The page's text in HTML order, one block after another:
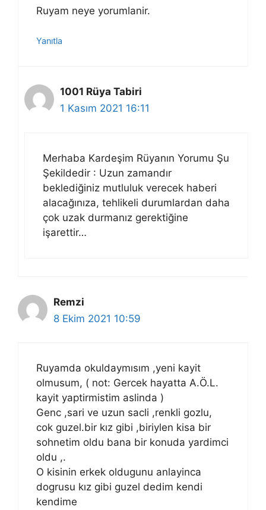
Ruyam neye yorumlanir.
Yanıtla
1001 Rüya Tabiri
1 Kasım 2021 16:11
Merhaba Kardeşim Rüyanın Yorumu Şu
Şekildedir : Uzun zamandır
beklediğiniz mutluluk verecek haberi
alacağınıza, tehlikeli durumlardan daha
çok uzak durmanız gerektiğine
işarettir…
Remzi
8 Ekim 2021 10:59
Ruyamda okuldaymısım ,yeni kayit
olmusum, ( not: Gercek hayatta A.Ö.L.
kayit yaptirmistim aslinda )
Genc ,sari ve uzun sacli ,renkli gozlu,
cok guzel.bir kız gibi ,biriylen kisa bir
sohnetim oldu bana bir konuda yardimci
oldu ,.
O kisinin erkek oldugunu anlayinca
dogrusu kız gibi guzel dedim kendi
kendime